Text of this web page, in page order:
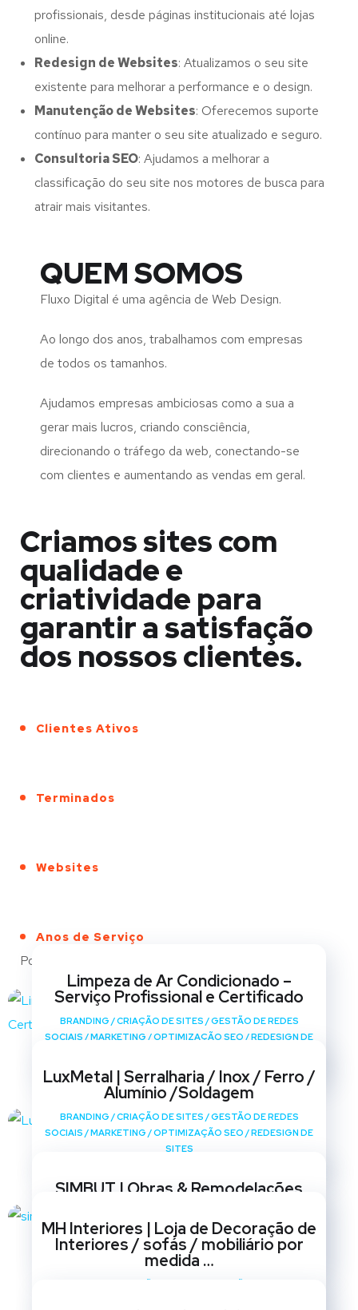
profissionais, desde páginas institucionais até lojas
online.
Redesign de Websites: Atualizamos o seu site
existente para melhorar a performance e o design.
Manutenção de Websites: Oferecemos suporte
contínuo para manter o seu site atualizado e seguro.
Consultoria SEO: Ajudamos a melhorar a
classificação do seu site nos motores de busca para
atrair mais visitantes.
QUEM SOMOS
Fluxo Digital é uma agência de Web Design.
Ao longo dos anos, trabalhamos com empresas
de todos os tamanhos.
Ajudamos empresas ambiciosas como a sua a
gerar mais lucros, criando consciência,
direcionando o tráfego da web, conectando-se
com clientes e aumentando as vendas em geral.
Criamos sites com
qualidade e
criatividade para
garantir a satisfação
dos nossos clientes.
Clientes Ativos
Terminados
Websites
Anos de Serviço
Portfólio
Limpeza de Ar Condicionado –
Serviço Profissional e Certificado
BRANDING /CRIAÇÃO DE SITES /GESTÃO DE REDES
SOCIAIS /MARKETING /OPTIMIZAÇÃO SEO /REDESIGN DE
LuxMetal | Serralharia / Inox / Ferro /
Alumínio /Soldagem
BRANDING /CRIAÇÃO DE SITES /GESTÃO DE REDES
SOCIAIS /MARKETING /OPTIMIZAÇÃO SEO /REDESIGN DE
SITES
SIMBUT | Obras & Remodelações
SOCIAIS /MARKETING OPTIMIZAÇÃO SEO/ REDESIGN DE
SITES
MH Interiores | Loja de Decoração de
Interiores / sofás / mobiliário por
medida …